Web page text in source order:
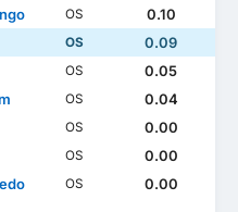
OS
0.10
OS
0.09
OS
0.05
OS
0.04
OS
0.00
OS
0.00
OS 0.00